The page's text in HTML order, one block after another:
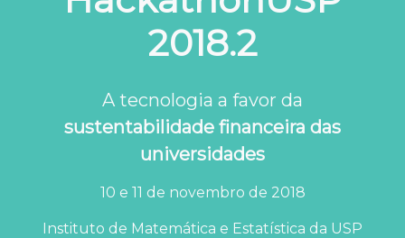
2018.2
A tecnologia a favor da
sustentabilidade financeira das
universidades
10 e 11 de novembro de 2018
Instituto de Matemática e Estatística da USP